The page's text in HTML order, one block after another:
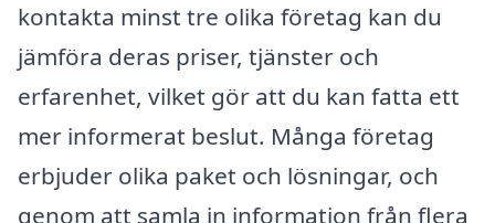
kontakta minst tre olika företag kan du
jämföra deras priser, tjänster och
erfarenhet, vilket gör att du kan fatta ett
mer informerat beslut. Många företag
erbjuder olika paket och lösningar, och
genom att samla in information från flera